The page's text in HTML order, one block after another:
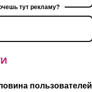
тут рекламу?
пользователей